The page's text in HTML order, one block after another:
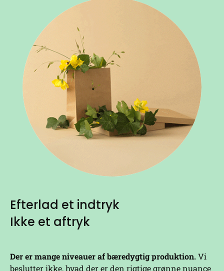
Efterlad et indtryk
Ikke et aftryk
Der er mange niveauer af bæredygtig produktion.Vi
beslutter ikke, hvad der er den rigtige grønne nuance